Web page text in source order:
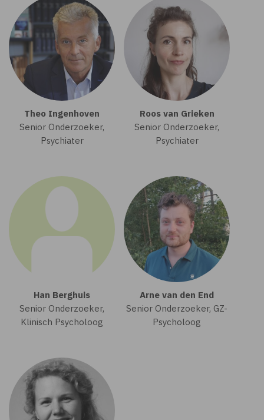
Theo Ingenhoven
Senior Onderzoeker,
Psychiater
Roos van Grieken
Senior Onderzoeker,
Psychiater
Han Berghuis
Senior Onderzoeker,
Klinisch Psycholoog
Arne van den End
Senior Onderzoeker, GZ-
Psycholoog